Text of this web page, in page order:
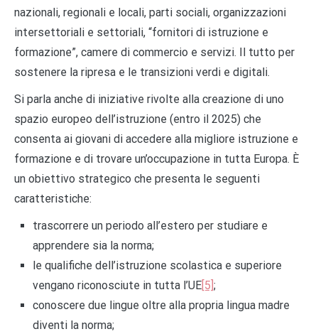
nazionali, regionali e locali, parti sociali, organizzazioni
intersettoriali e settoriali, “fornitori di istruzione e
formazione”, camere di commercio e servizi. Il tutto per
sostenere la ripresa e le transizioni verdi e digitali.
Si parla anche di iniziative rivolte alla creazione di uno
spazio europeo dell’istruzione (entro il 2025) che
consenta ai giovani di accedere alla migliore istruzione e
formazione e di trovare un’occupazione in tutta Europa. È
un obiettivo strategico che presenta le seguenti
caratteristiche:
trascorrere un periodo all’estero per studiare e
apprendere sia la norma;
le qualifiche dell’istruzione scolastica e superiore
vengano riconosciute in tutta l’UE[5] ;
conoscere due lingue oltre alla propria lingua madre
diventi la norma;